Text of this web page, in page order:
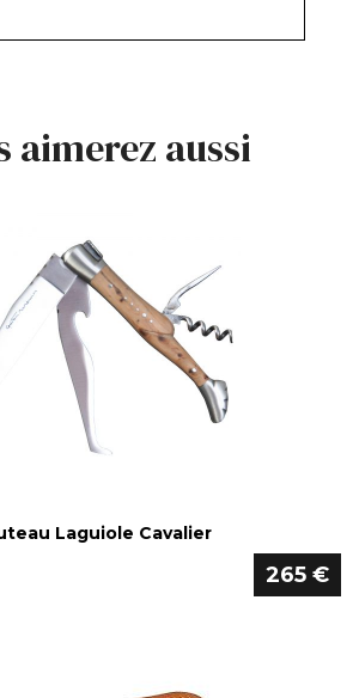
aimerez aussi
Laguiole Cavalier
265 €